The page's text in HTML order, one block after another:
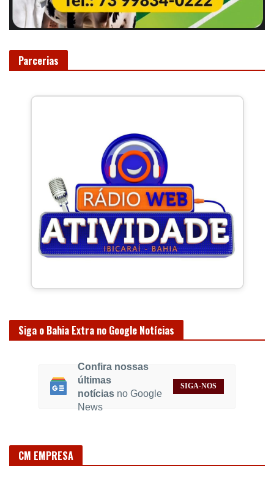
Parcerias
Siga o Bahia Extra no Google Notícias
Confira nossas
últimas
notíciasno Google
News
SIGA-NOS
CM EMPRESA